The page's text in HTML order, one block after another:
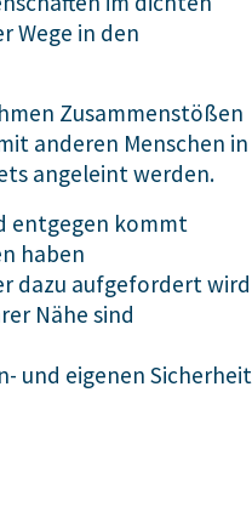
Wege in den
Zusammenstößen
anderen Menschen in
angeleint werden.
entgegen kommt
haben
dazu aufgefordert wird
Nähe sind
und eigenen Sicherheit